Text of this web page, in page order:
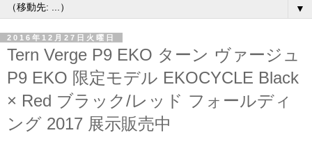
▼
2016年12月27日火曜日
Tern Verge P9 EKO ターン ヴァージュ
P9 EKO 限定モデル EKOCYCLE Black
× Red ブラック/レッド フォールディ
ング 2017 展示販売中